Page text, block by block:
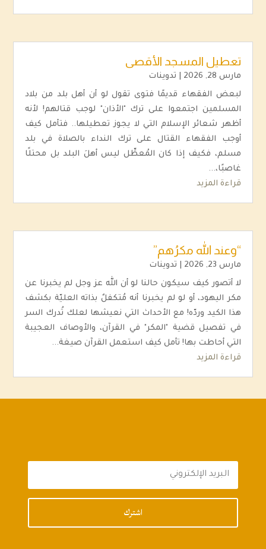
تعطيل المسجد الأقصى
مارس 28, 2026 تدوينات
لبعض الفقهاء قديمًا فتوى تقول لو أن أهل بلد من بلاد
المسلمين اجتمعوا على ترك "الأذان" لوجب قتالهم! لأنه
أظهر شعائر الإسلام التي لا يجوز تعطيلها.. فتأمل كيف
أوجب الفقهاء القتال على ترك النداء بالصلاة في بلد
مسلم، فكيف إذا كان المُعطِّل ليس أهلَ البلد بل محتلًا
غاصبًا،...
قراءة المزيد
“وعند الله مكرُهم”
مارس 23, 2026 تدوينات
لا أتصور كيف سيكون حالنا لو أن الله عز وجل لم يخبرنا عن
مكر اليهود، أو لو لم يخبرنا أنه مُتكفلٌ بذاته العليّة بكشف
هذا الكيد وردّه! مع الأحداث التي نعيشها لعلك تُدرك السر
في تفصيل قضية "المكر" في القرآن، والأوصاف العجيبة
التي أحاطت بها! تأمل كيف استعمل القرآن صيغة...
قراءة المزيد
اشترك